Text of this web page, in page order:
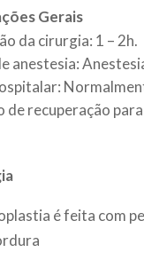
Gerais
da cirurgia: 1 – 2h.
anestesia:
de recuperação
é feita com